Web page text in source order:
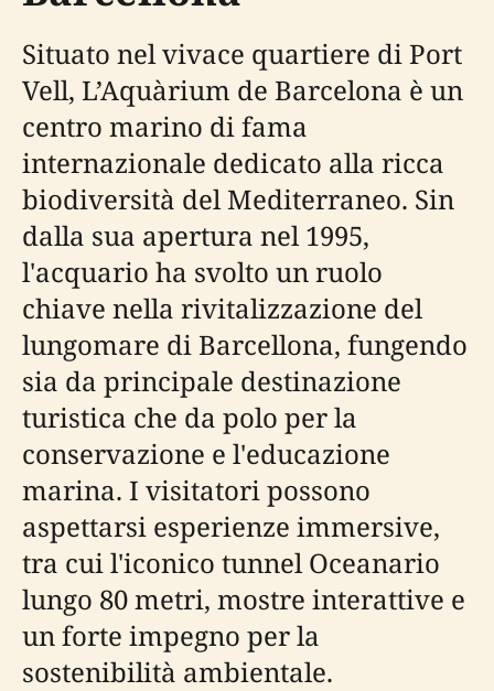
Situato nel vivace quartiere di Port
Vell, L’Aquàrium de Barcelona è un
centro marino di fama
internazionale dedicato alla ricca
biodiversità del Mediterraneo. Sin
dalla sua apertura nel 1995,
l'acquario ha svolto un ruolo
chiave nella rivitalizzazione del
lungomare di Barcellona, fungendo
sia da principale destinazione
turistica che da polo per la
conservazione e l'educazione
marina. I visitatori possono
aspettarsi esperienze immersive,
tra cui l'iconico tunnel Oceanario
lungo 80 metri, mostre interattive e
un forte impegno per la
sostenibilità ambientale.